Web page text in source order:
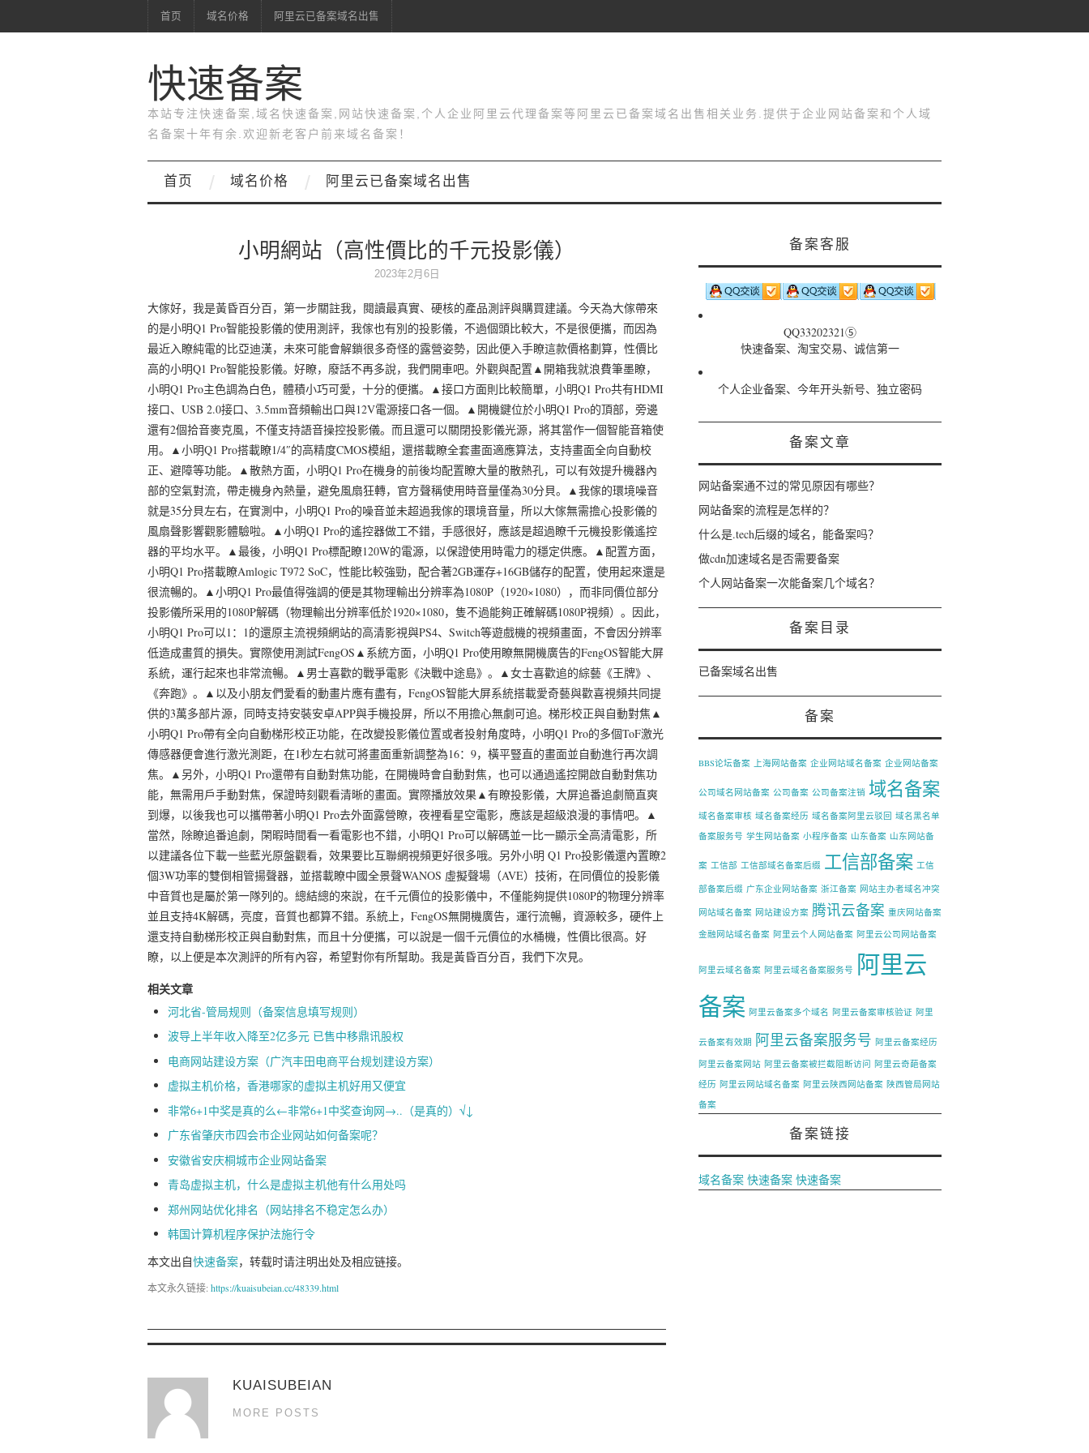
首页 域名价格 阿里云已备案域名出售
快速备案
本站专注快速备案,域名快速备案,网站快速备案,个人企业阿里云代理备案等阿里云已备案域名出售相关业务.提供于企业网站备案和个人域
名备案十年有余.欢迎新老客户前来域名备案！
首页 域名价格 阿里云已备案域名出售
小明網站（高性價比的千元投影儀）
2023年2月6日
大傢好，我是黃昏百分百，第一步關註我，閱讀最真實、硬核的產品測評與購買建議。今天為大傢帶來
的是小明Q1 Pro智能投影儀的使用測評，我傢也有別的投影儀，不過個頭比較大，不是很便攜，而因為
最近入瞭純電的比亞迪漢，未來可能會解鎖很多奇怪的露營姿勢，因此便入手瞭這款價格劃算，性價比
高的小明Q1 Pro智能投影儀。好瞭，廢話不再多說，我們開車吧。外觀與配置▲開箱我就浪費筆墨瞭，
小明Q1 Pro主色調為白色，體積小巧可愛，十分的便攜。▲接口方面則比較簡單，小明Q1 Pro共有HDMI
接口、USB 2.0接口、3.5mm音頻輸出口與12V電源接口各一個。▲開機鍵位於小明Q1 Pro的頂部，旁邊
還有2個拾音麥克風，不僅支持語音操控投影儀。而且還可以關閉投影儀光源，將其當作一個智能音箱使
用。▲小明Q1 Pro搭載瞭1/4″的高精度CMOS模組，還搭載瞭全套畫面適應算法，支持畫面全向自動校
正、避障等功能。▲散熱方面，小明Q1 Pro在機身的前後均配置瞭大量的散熱孔，可以有效提升機器內
部的空氣對流，帶走機身內熱量，避免風扇狂轉，官方聲稱使用時音量僅為30分貝。▲我傢的環境噪音
就是35分貝左右，在實測中，小明Q1 Pro的噪音並未超過我傢的環境音量，所以大傢無需擔心投影儀的
風扇聲影響觀影體驗啦。▲小明Q1 Pro的遙控器做工不錯，手感很好，應該是超過瞭千元機投影儀遙控
器的平均水平。▲最後，小明Q1 Pro標配瞭120W的電源，以保證使用時電力的穩定供應。▲配置方面，
小明Q1 Pro搭載瞭Amlogic T972 SoC，性能比較強勁，配合著2GB運存+16GB儲存的配置，使用起來還是
很流暢的。▲小明Q1 Pro最值得強調的便是其物理輸出分辨率為1080P（1920×1080），而非同價位部分
投影儀所采用的1080P解碼（物理輸出分辨率低於1920×1080，隻不過能夠正確解碼1080P視頻）。因此，
小明Q1 Pro可以1：1的還原主流視頻網站的高清影視與PS4、Switch等遊戲機的視頻畫面，不會因分辨率
低造成畫質的損失。實際使用測試FengOS▲系統方面，小明Q1 Pro使用瞭無開機廣告的FengOS智能大屏
系統，運行起來也非常流暢。▲男士喜歡的戰爭電影《決戰中途島》。▲女士喜歡追的綜藝《王牌》、
《奔跑》。▲以及小朋友們愛看的動畫片應有盡有，FengOS智能大屏系統搭載愛奇藝與歡喜視頻共同提
供的3萬多部片源，同時支持安裝安卓APP與手機投屏，所以不用擔心無劇可追。梯形校正與自動對焦▲
小明Q1 Pro帶有全向自動梯形校正功能，在改變投影儀位置或者投射角度時，小明Q1 Pro的多個ToF激光
傳感器便會進行激光測距，在1秒左右就可將畫面重新調整為16：9，橫平豎直的畫面並自動進行再次調
焦。▲另外，小明Q1 Pro還帶有自動對焦功能，在開機時會自動對焦，也可以通過遙控開啟自動對焦功
能，無需用戶手動對焦，保證時刻觀看清晰的畫面。實際播放效果▲有瞭投影儀，大屏追番追劇簡直爽
到爆，以後我也可以攜帶著小明Q1 Pro去外面露營瞭，夜裡看星空電影，應該是超級浪漫的事情吧。▲
當然，除瞭追番追劇，閑暇時間看一看電影也不錯，小明Q1 Pro可以解碼並一比一顯示全高清電影，所
以建議各位下載一些藍光原盤觀看，效果要比互聯網視頻更好很多哦。另外小明 Q1 Pro投影儀還內置瞭2
個3W功率的雙倒相管揚聲器，並搭載瞭中國全景聲WANOS 虛擬聲場（AVE）技術，在同價位的投影儀
中音質也是屬於第一隊列的。總結總的來說，在千元價位的投影儀中，不僅能夠提供1080P的物理分辨率
並且支持4K解碼，亮度，音質也都算不錯。系統上，FengOS無開機廣告，運行流暢，資源較多，硬件上
還支持自動梯形校正與自動對焦，而且十分便攜，可以說是一個千元價位的水桶機，性價比很高。好
瞭，以上便是本次測評的所有內容，希望對你有所幫助。我是黃昏百分百，我們下次見。
相关文章
河北省-管局规则（备案信息填写规则）
波导上半年收入降至2亿多元 已售中移鼎讯股权
电商网站建设方案（广汽丰田电商平台规划建设方案）
虚拟主机价格，香港哪家的虚拟主机好用又便宜
非常6+1中奖是真的么←非常6+1中奖查询网→..（是真的）√↓
广东省肇庆市四会市企业网站如何备案呢？
安徽省安庆桐城市企业网站备案
青岛虚拟主机，什么是虚拟主机他有什么用处吗
郑州网站优化排名（网站排名不稳定怎么办）
韩国计算机程序保护法施行令
本文出自快速备案，转载时请注明出处及相应链接。
本文永久链接: https://kuaisubeian.cc/48339.html
KUAISUBEIAN
MORE POSTS
备案客服
QQ33202321⑤
快速备案、淘宝交易、诚信第一
个人企业备案、今年开头新号、独立密码
备案文章
网站备案通不过的常见原因有哪些？
网站备案的流程是怎样的？
什么是.tech后缀的域名，能备案吗？
做cdn加速域名是否需要备案
个人网站备案一次能备案几个域名？
备案目录
已备案域名出售
备案
BBS论坛备案 上海网站备案 企业网站域名备案 企业网站备案
公司域名网站备案 公司备案 公司备案注销 域名备案
域名备案审核 域名备案经历 域名备案阿里云驳回 域名黑名单
备案服务号 学生网站备案 小程序备案 山东备案 山东网站备
案 工信部 工信部域名备案后缀 工信部备案 工信
部备案后缀 广东企业网站备案 浙江备案 网站主办者域名冲突
网站域名备案 网站建设方案 腾讯云备案 重庆网站备案
金融网站域名备案 阿里云个人网站备案 阿里云公司网站备案
阿里云域名备案 阿里云域名备案服务号 阿里云
备案 阿里云备案多个域名 阿里云备案审核验证 阿里
云备案有效期 阿里云备案服务号 阿里云备案经历
阿里云备案网站 阿里云备案被拦截阻断访问 阿里云奇葩备案
经历 阿里云网站域名备案 阿里云陕西网站备案 陕西管局网站
备案
备案链接
域名备案 快速备案 快速备案